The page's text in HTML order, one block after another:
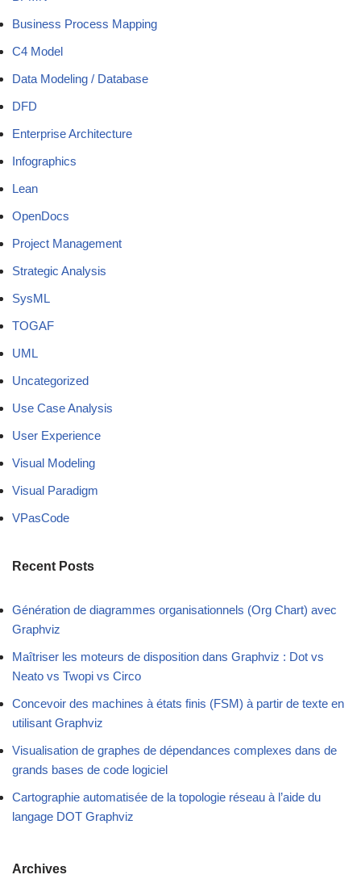
Business Process Mapping
C4 Model
Data Modeling / Database
DFD
Enterprise Architecture
Infographics
Lean
OpenDocs
Project Management
Strategic Analysis
SysML
TOGAF
UML
Uncategorized
Use Case Analysis
User Experience
Visual Modeling
Visual Paradigm
VPasCode
Recent Posts
Génération de diagrammes organisationnels (Org Chart) avec
Graphviz
Maîtriser les moteurs de disposition dans Graphviz : Dot vs
Neato vs Twopi vs Circo
Concevoir des machines à états finis (FSM) à partir de texte en
utilisant Graphviz
Visualisation de graphes de dépendances complexes dans de
grands bases de code logiciel
Cartographie automatisée de la topologie réseau à l’aide du
langage DOT Graphviz
Archives